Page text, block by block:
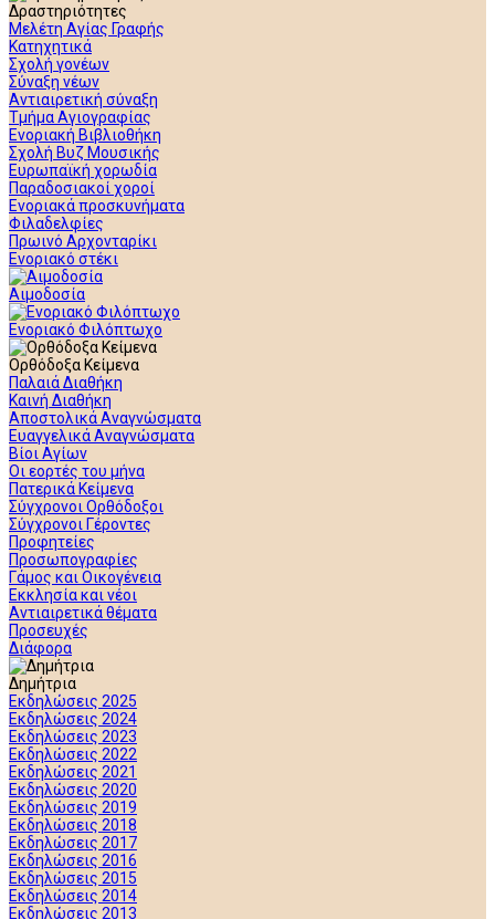
Δραστηριότητες
Μελέτη Αγίας Γραφής
Κατηχητικά
Σχολή γονέων
Σύναξη νέων
Αντιαιρετική σύναξη
Τμήμα Αγιογραφίας
Ενοριακή Βιβλιοθήκη
Σχολή Βυζ Μουσικής
Ευρωπαϊκή χορωδία
Παραδοσιακοί χοροί
Ενοριακά προσκυνήματα
Φιλαδελφίες
Πρωινό Αρχονταρίκι
Ενοριακό στέκι
Αιμοδοσία
Ενοριακό Φιλόπτωχο
Ορθόδοξα Κείμενα
Παλαιά Διαθήκη
Καινή Διαθήκη
Αποστολικά Αναγνώσματα
Ευαγγελικά Αναγνώσματα
Βίοι Αγίων
Οι εορτές του μήνα
Πατερικά Κείμενα
Σύγχρονοι Ορθόδοξοι
Σύγχρονοι Γέροντες
Προφητείες
Προσωπογραφίες
Γάμος και Οικογένεια
Εκκλησία και νέοι
Αντιαιρετικά θέματα
Προσευχές
Διάφορα
Δημήτρια
Εκδηλώσεις 2025
Εκδηλώσεις 2024
Εκδηλώσεις 2023
Εκδηλώσεις 2022
Εκδηλώσεις 2021
Εκδηλώσεις 2020
Εκδηλώσεις 2019
Εκδηλώσεις 2018
Εκδηλώσεις 2017
Εκδηλώσεις 2016
Εκδηλώσεις 2015
Εκδηλώσεις 2014
Εκδηλώσεις 2013